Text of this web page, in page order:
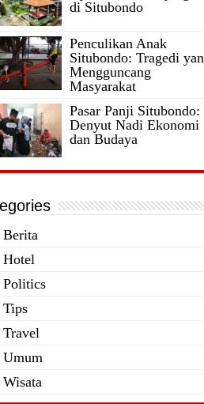
di Situbondo
Penculikan Anak
Situbondo: Tragedi
Mengguncang
Masyarakat
Pasar Panji Situbondo:
Denyut Nadi Ekonomi
dan Budaya
Berita
Hotel
Politics
Tips
Travel
Umum
Wisata